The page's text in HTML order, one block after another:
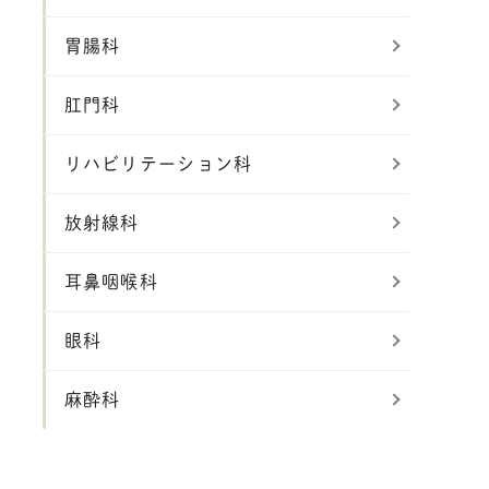
胃腸科
肛門科
リハビリテーション科
放射線科
耳鼻咽喉科
眼科
麻酔科